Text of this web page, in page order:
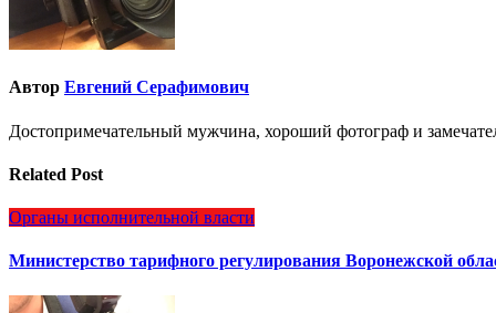
Автор Евгений Серафимович
Достопримечательный мужчина, хороший фотограф и
Related Post
Органы исполнительной власти
Министерство тарифного регулирования Воронежской